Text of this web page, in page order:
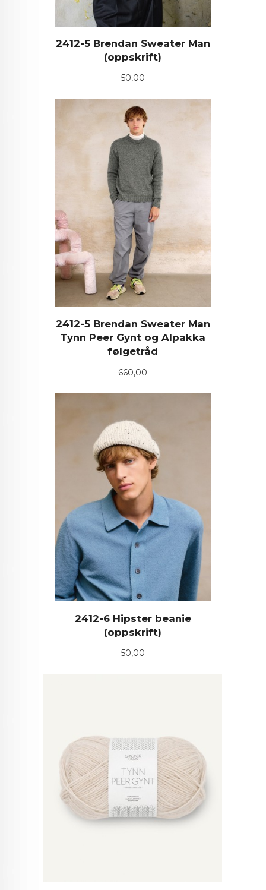
2412-5 Brendan Sweater Man
(oppskrift)
Pris
50,00
2412-5 Brendan Sweater Man
Tynn Peer Gynt og Alpakka
følgetråd
Pris
660,00
2412-6 Hipster beanie
(oppskrift)
Pris
50,00